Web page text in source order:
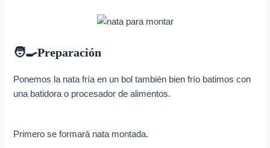
🧑‍🍳Preparación
Ponemos la nata fría en un bol también bien frío batimos con
una batidora o procesador de alimentos.
Primero se formará nata montada.